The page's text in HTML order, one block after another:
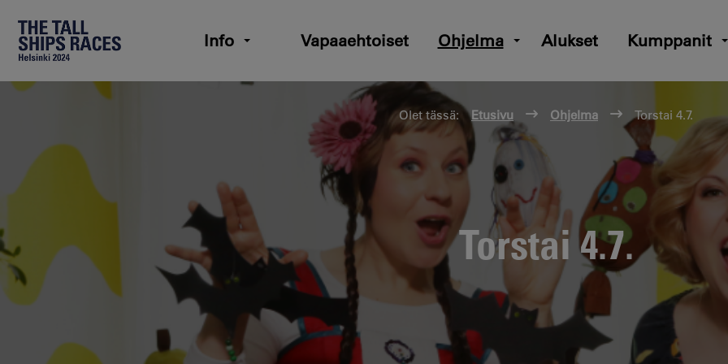
Info Vapaaehtoiset Ohjelma Alukset Kumppanit
Olet tässä: Etusivu Ohjelma Torstai 4.7.
Torstai 4.7.